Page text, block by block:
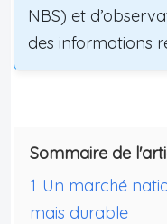
NBS) et
des informations
Sommaire de
1 Un marché
mais durable